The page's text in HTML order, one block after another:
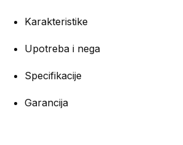
Karakteristike
Upotreba i nega
Specifikacije
Garancija